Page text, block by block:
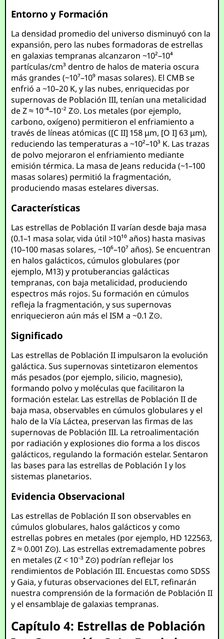
Entorno y Formación
La densidad promedio del universo disminuyó con la
expansión, pero las nubes formadoras de estrellas
en galaxias tempranas alcanzaron ~10²–10⁴
partículas/cm³ dentro de halos de materia oscura
más grandes (~10⁷–10⁹ masas solares). El CMB se
enfrió a ~10–20 K, y las nubes, enriquecidas por
supernovas de Población III, tenían una metalicidad
de Z ≈ 10⁻⁴–10⁻² Z⊙. Los metales (por ejemplo,
carbono, oxígeno) permitieron el enfriamiento a
través de líneas atómicas ([C II] 158 μm, [O I] 63 μm),
reduciendo las temperaturas a ~10²–10³ K. Las trazas
de polvo mejoraron el enfriamiento mediante
emisión térmica. La masa de Jeans reducida (~1–100
masas solares) permitió la fragmentación,
produciendo masas estelares diversas.
Características
Las estrellas de Población II varían desde baja masa
(0.1–1 masa solar, vida útil >10¹⁰ años) hasta masivas
(10–100 masas solares, ~10⁶–10⁷ años). Se encuentran
en halos galácticos, cúmulos globulares (por
ejemplo, M13) y protuberancias galácticas
tempranas, con baja metalicidad, produciendo
espectros más rojos. Su formación en cúmulos
refleja la fragmentación, y sus supernovas
enriquecieron aún más el ISM a ~0.1 Z⊙.
Significado
Las estrellas de Población II impulsaron la evolución
galáctica. Sus supernovas sintetizaron elementos
más pesados (por ejemplo, silicio, magnesio),
formando polvo y moléculas que facilitaron la
formación estelar. Las estrellas de Población II de
baja masa, observables en cúmulos globulares y el
halo de la Vía Láctea, preservan las firmas de las
supernovas de Población III. La retroalimentación
por radiación y explosiones dio forma a los discos
galácticos, regulando la formación estelar. Sentaron
las bases para las estrellas de Población I y los
sistemas planetarios.
Evidencia Observacional
Las estrellas de Población II son observables en
cúmulos globulares, halos galácticos y como
estrellas pobres en metales (por ejemplo, HD 122563,
Z ≈ 0.001 Z⊙). Las estrellas extremadamente pobres
en metales (Z < 10⁻³ Z⊙) podrían reflejar los
rendimientos de Población III. Encuestas como SDSS
y Gaia, y futuras observaciones del ELT, refinarán
nuestra comprensión de la formación de Población II
y el ensamblaje de galaxias tempranas.
Capítulo 4: Estrellas de Población